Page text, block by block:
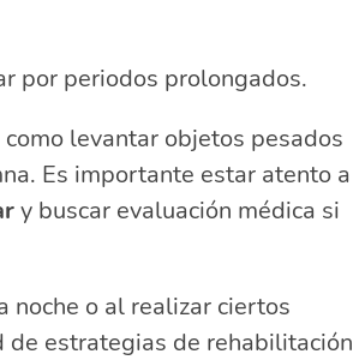
por periodos prolongados.
levantar objetos pesados
Es importante estar atento a
y buscar evaluación médica si
noche o al realizar ciertos
de estrategias de rehabilitación